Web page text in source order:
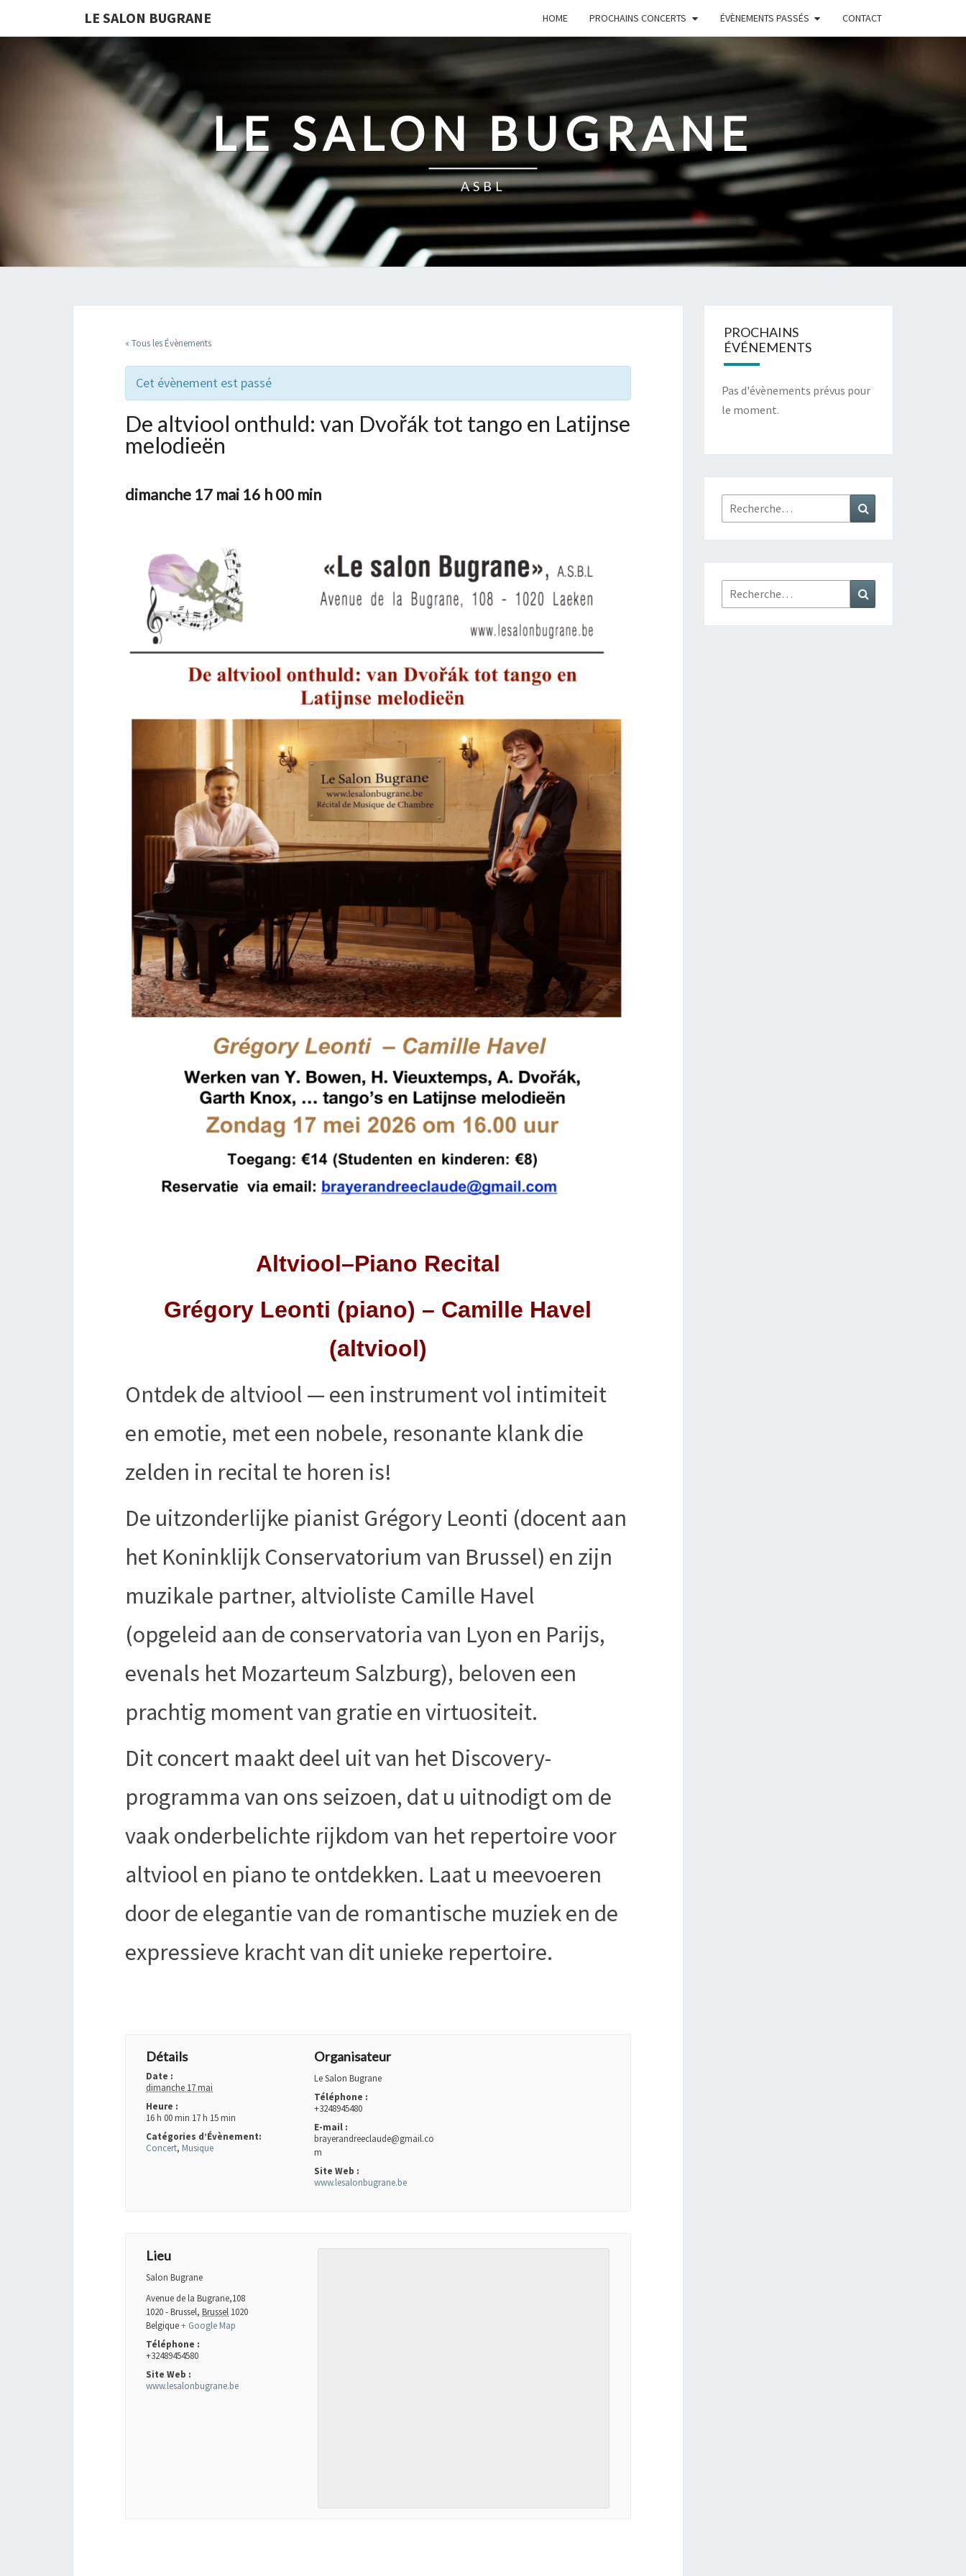
LE SALON BUGRANE HOME PROCHAINS CONCERTS ÉVÈNEMENTS PASSÉS CONTACT
LE SALON BUGRANE
ASBL
« Tous les Évènements
Cet évènement est passé
De altviool onthuld: van Dvořák tot tango en Latijnse
melodieën
dimanche 17 mai 16 h 00 min
Altviool–Piano Recital
Grégory Leonti (piano) – Camille Havel
(altviool)
Ontdek de altviool — een instrument vol intimiteit
en emotie, met een nobele, resonante klank die
zelden in recital te horen is!
De uitzonderlijke pianist Grégory Leonti (docent aan
het Koninklijk Conservatorium van Brussel) en zijn
muzikale partner, altvioliste Camille Havel
(opgeleid aan de conservatoria van Lyon en Parijs,
evenals het Mozarteum Salzburg), beloven een
prachtig moment van gratie en virtuositeit.
Dit concert maakt deel uit van het Discovery-
programma van ons seizoen, dat u uitnodigt om de
vaak onderbelichte rijkdom van het repertoire voor
altviool en piano te ontdekken. Laat u meevoeren
door de elegantie van de romantische muziek en de
expressieve kracht van dit unieke repertoire.
Détails
Date :
dimanche 17 mai
Heure :
16 h 00 min 17 h 15 min
Catégories d’Évènement:
Concert, Musique
Organisateur
Le Salon Bugrane
Téléphone :
+3248945480
E-mail :
brayerandreeclaude@gmail.co
m
Site Web :
www.lesalonbugrane.be
Lieu
Salon Bugrane
Avenue de la Bugrane,108
1020 - Brussel, Brussel 1020
Belgique+ Google Map
Téléphone :
+32489454580
Site Web :
www.lesalonbugrane.be
PROCHAINS
ÉVÉNEMENTS
Pas d'évènements prévus pour
le moment.
Rechercher :
Rechercher :